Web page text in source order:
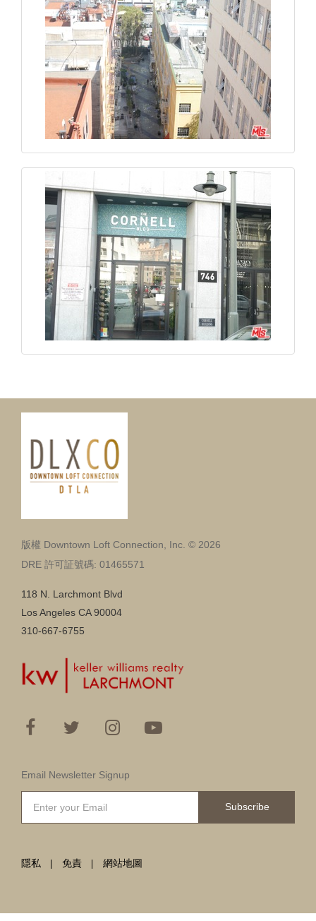
版權 Downtown Loft Connection, Inc. © 2026
DRE 許可証號碼: 01465571
118 N. Larchmont Blvd
Los Angeles CA 90004
310-667-6755
Email Newsletter Signup
Subscribe
隱私 免責 網站地圖